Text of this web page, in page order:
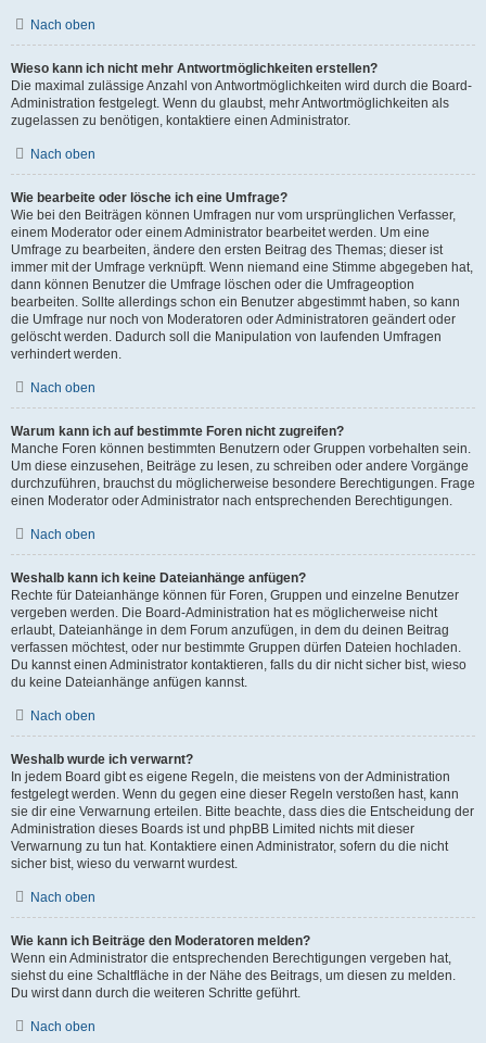
Nach oben
Wieso kann ich nicht mehr Antwortmöglichkeiten erstellen?
Die maximal zulässige Anzahl von Antwortmöglichkeiten wird durch die Board-
Administration festgelegt. Wenn du glaubst, mehr Antwortmöglichkeiten als
zugelassen zu benötigen, kontaktiere einen Administrator.
Nach oben
Wie bearbeite oder lösche ich eine Umfrage?
Wie bei den Beiträgen können Umfragen nur vom ursprünglichen Verfasser,
einem Moderator oder einem Administrator bearbeitet werden. Um eine
Umfrage zu bearbeiten, ändere den ersten Beitrag des Themas; dieser ist
immer mit der Umfrage verknüpft. Wenn niemand eine Stimme abgegeben hat,
dann können Benutzer die Umfrage löschen oder die Umfrageoption
bearbeiten. Sollte allerdings schon ein Benutzer abgestimmt haben, so kann
die Umfrage nur noch von Moderatoren oder Administratoren geändert oder
gelöscht werden. Dadurch soll die Manipulation von laufenden Umfragen
verhindert werden.
Nach oben
Warum kann ich auf bestimmte Foren nicht zugreifen?
Manche Foren können bestimmten Benutzern oder Gruppen vorbehalten sein.
Um diese einzusehen, Beiträge zu lesen, zu schreiben oder andere Vorgänge
durchzuführen, brauchst du möglicherweise besondere Berechtigungen. Frage
einen Moderator oder Administrator nach entsprechenden Berechtigungen.
Nach oben
Weshalb kann ich keine Dateianhänge anfügen?
Rechte für Dateianhänge können für Foren, Gruppen und einzelne Benutzer
vergeben werden. Die Board-Administration hat es möglicherweise nicht
erlaubt, Dateianhänge in dem Forum anzufügen, in dem du deinen Beitrag
verfassen möchtest, oder nur bestimmte Gruppen dürfen Dateien hochladen.
Du kannst einen Administrator kontaktieren, falls du dir nicht sicher bist, wieso
du keine Dateianhänge anfügen kannst.
Nach oben
Weshalb wurde ich verwarnt?
In jedem Board gibt es eigene Regeln, die meistens von der Administration
festgelegt werden. Wenn du gegen eine dieser Regeln verstoßen hast, kann
sie dir eine Verwarnung erteilen. Bitte beachte, dass dies die Entscheidung der
Administration dieses Boards ist und phpBB Limited nichts mit dieser
Verwarnung zu tun hat. Kontaktiere einen Administrator, sofern du die nicht
sicher bist, wieso du verwarnt wurdest.
Nach oben
Wie kann ich Beiträge den Moderatoren melden?
Wenn ein Administrator die entsprechenden Berechtigungen vergeben hat,
siehst du eine Schaltfläche in der Nähe des Beitrags, um diesen zu melden.
Du wirst dann durch die weiteren Schritte geführt.
Nach oben